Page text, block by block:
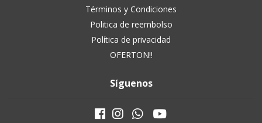
Términos y Condiciones
Politica de reembolso
Política de privacidad
OFERTON!!
Síguenos